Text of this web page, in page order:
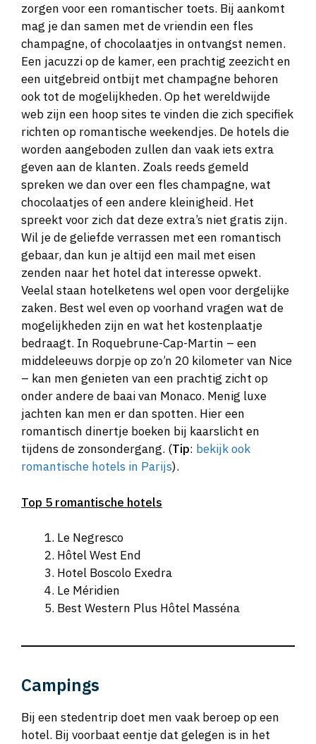
zorgen voor een romantischer toets. Bij aankomt
mag je dan samen met de vriendin een fles
champagne, of chocolaatjes in ontvangst nemen.
Een jacuzzi op de kamer, een prachtig zeezicht en
een uitgebreid ontbijt met champagne behoren
ook tot de mogelijkheden. Op het wereldwijde
web zijn een hoop sites te vinden die zich specifiek
richten op romantische weekendjes. De hotels die
worden aangeboden zullen dan vaak iets extra
geven aan de klanten. Zoals reeds gemeld
spreken we dan over een fles champagne, wat
chocolaatjes of een andere kleinigheid. Het
spreekt voor zich dat deze extra’s niet gratis zijn.
Wil je de geliefde verrassen met een romantisch
gebaar, dan kun je altijd een mail met eisen
zenden naar het hotel dat interesse opwekt.
Veelal staan hotelketens wel open voor dergelijke
zaken. Best wel even op voorhand vragen wat de
mogelijkheden zijn en wat het kostenplaatje
bedraagt. In Roquebrune-Cap-Martin – een
middeleeuws dorpje op zo’n 20 kilometer van Nice
– kan men genieten van een prachtig zicht op
onder andere de baai van Monaco. Menig luxe
jachten kan men er dan spotten. Hier een
romantisch dinertje boeken bij kaarslicht en
tijdens de zonsondergang. (Tip: bekijk ook
romantische hotels in Parijs).
Top 5 romantische hotels
Le Negresco
Hôtel West End
Hotel Boscolo Exedra
Le Méridien
Best Western Plus Hôtel Masséna
Campings
Bij een stedentrip doet men vaak beroep op een
hotel. Bij voorbaat eentje dat gelegen is in het